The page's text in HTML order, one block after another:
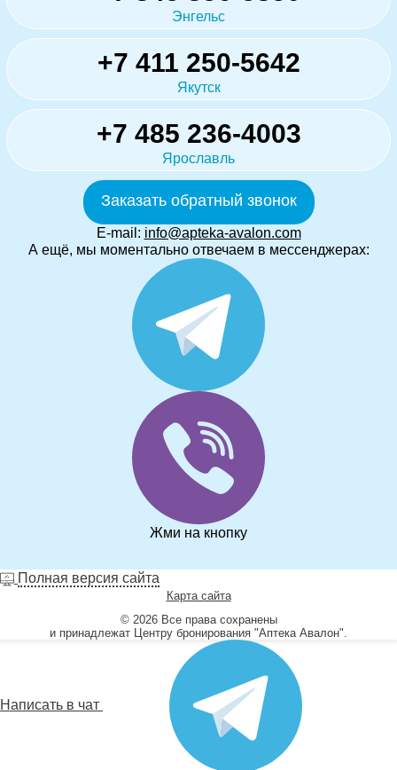
Энгельс
+7 411 250-5642
Якутск
+7 485 236-4003
Ярославль
Заказать обратный звонок
E-mail: info@apteka-avalon.com
А ещё, мы моментально отвечаем в мессенджерах:
Жми на кнопку
Полная версия сайта
Карта сайта
© 2026 Все права сохранены
и принадлежат Центру бронирования "Аптека Авалон".
Написать в чат